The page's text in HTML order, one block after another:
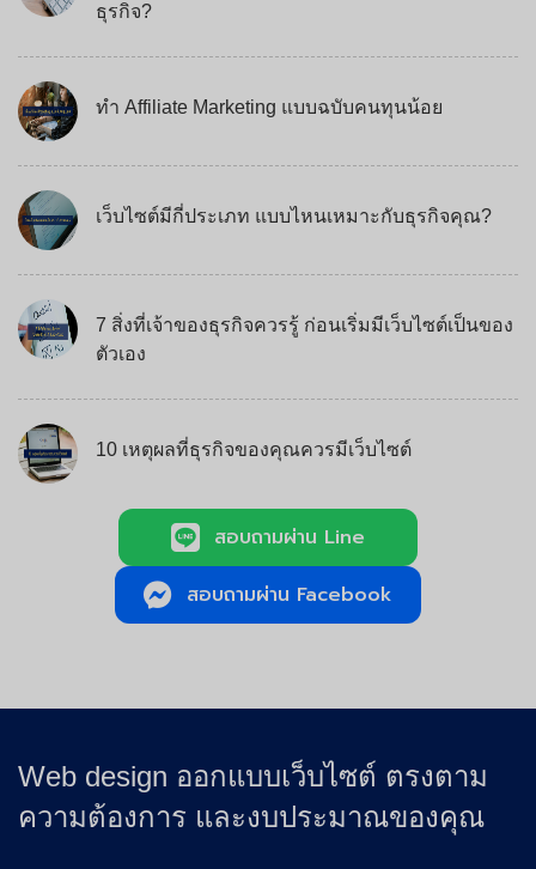
ธุรกิจ?
ทำ Affiliate Marketing แบบฉบับคนทุนน้อย
เว็บไซต์มีกี่ประเภท แบบไหนเหมาะกับธุรกิจคุณ?
7 สิ่งที่เจ้าของธุรกิจควรรู้ ก่อนเริ่มมีเว็บไซต์เป็นของ
ตัวเอง
10 เหตุผลที่ธุรกิจของคุณควรมีเว็บไซต์
สอบถามผ่าน Line
สอบถามผ่าน Facebook
Web design ออกแบบเว็บไซต์ ตรงตาม
ความต้องการ และงบประมาณของคุณ